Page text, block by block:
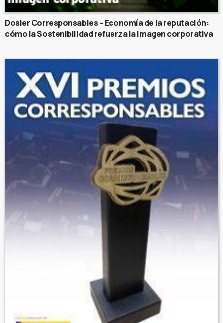
Dosier Corresponsables – Economía de la reputación:
cómo la Sostenibilidad refuerza la imagen corporativa